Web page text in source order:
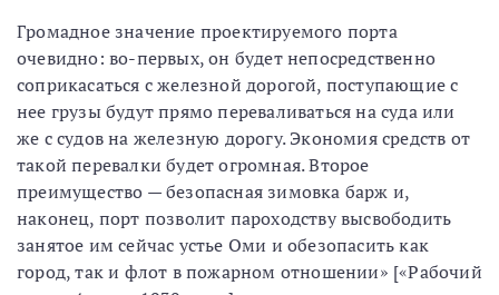
Громадное значение проектируемого порта
очевидно: во-первых, он будет непосредственно
соприкасаться с железной дорогой, поступающие с
нее грузы будут прямо переваливаться на суда или
же с судов на железную дорогу. Экономия средств от
такой перевалки будет огромная. Второе
преимущество — безопасная зимовка барж и,
наконец, порт позволит пароходству высвободить
занятое им сейчас устье Оми и обезопасить как
город, так и флот в пожарном отношении» [«Рабочий